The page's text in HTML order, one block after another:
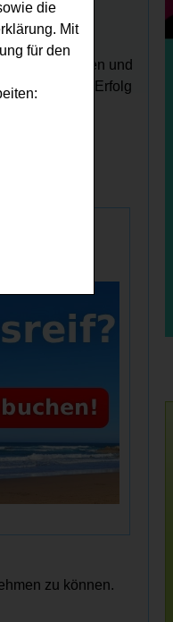
mitmachen
Türchen öffnen und
vor Allem viel Erfolg
zu können.
die
Mit
für den